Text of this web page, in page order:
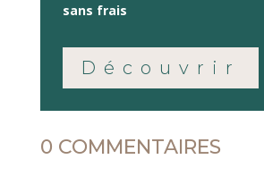
sans frais
Découvrir
0 COMMENTAIRES